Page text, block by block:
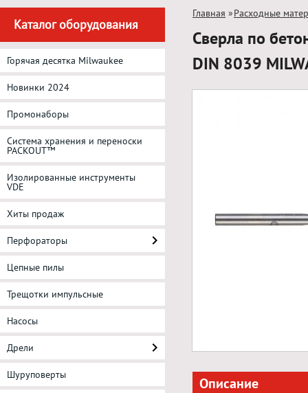
Каталог оборудования
Горячая десятка Milwaukee
Новинки 2024
Промонаборы
Система хранения и переноски
PACKOUT™
Изолированные инструменты
VDE
Хиты продаж
Перфораторы
Цепные пилы
Трещотки импульсные
Насосы
Дрели
Шуруповерты
Главная »Расходные
Сверла по
DIN 8039
Описание